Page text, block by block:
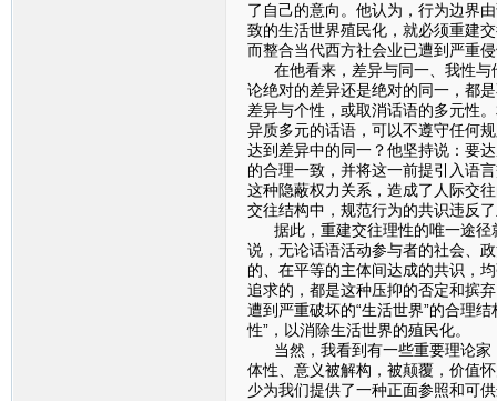
了自己的意向。他认为，行为边界
致的生活世界殖民化，就必须重建
而整合当代西方社会业已遭到严重
在他看来，差异与同一、我性与
论绝对的差异还是绝对的同一，都
差异与个性，或取消话语的多元性
异质多元的话语，可以不遵守任何
达到差异中的同一？他坚持说：要
的合理一致，并将这一前提引入语
这种隐蔽权力关系，造成了人际交
交往结构中，规范行为的共识违反
据此，重建交往理性的唯一途径
说，无论话语活动参与者的社会、
的、在平等的主体间达成的共识，
追求的，都是这种压抑的否定和摈
遭到严重破坏的“生活世界”的合理
性”，以消除生活世界的殖民化。
当然，我看到有一些重要理论家
体性、意义被解构，被颠覆，价值
少为我们提供了一种正面参照和可